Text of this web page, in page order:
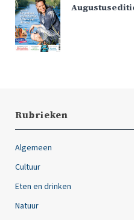
Rubrieken
Algemeen
Cultuur
Eten en drinken
Natuur